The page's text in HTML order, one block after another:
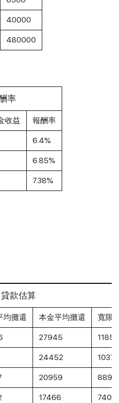
40000
480000
率
收益 報酬率
6.4%
6.85%
7.38%
貸款估算
均攤還 本金平均攤還 寬限
27945 11853
24452 10372
20959 8890
17466 7408